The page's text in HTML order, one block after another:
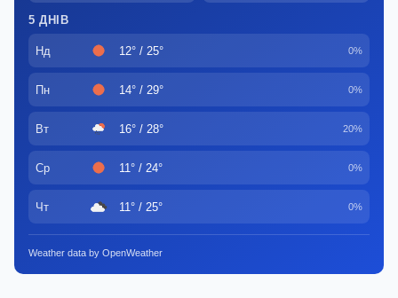
5 ДНІВ
Нд 12° / 25° 0%
Пн 14° / 29° 0%
Вт 16° / 28° 20%
Ср 11° / 24° 0%
Чт 11° / 25° 0%
Weather data by OpenWeather